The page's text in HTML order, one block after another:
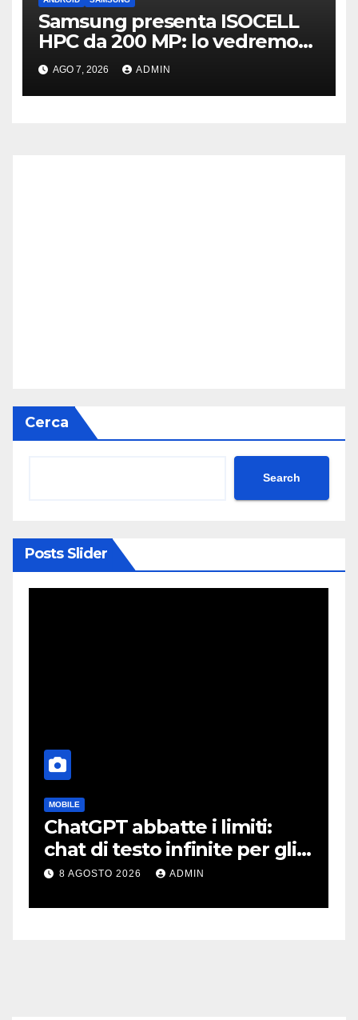
Samsung presenta ISOCELL
HPC da 200 MP: lo vedremo
sui Galaxy S27?
AGO 7, 2026 ADMIN
Cerca
Search
Posts Slider
MOBILE
ChatGPT abbatte i limiti:
chat di testo infinite per gli
account gratis e intelligenza
8 AGOSTO 2026 ADMIN